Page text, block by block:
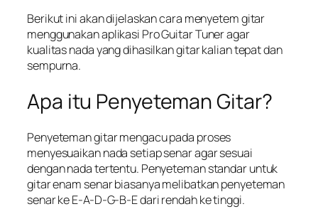
Berikut ini akan dijelaskan cara menyetem gitar
menggunakan aplikasi Pro Guitar Tuner agar
kualitas nada yang dihasilkan gitar kalian tepat dan
sempurna.
Apa itu Penyeteman Gitar?
Penyeteman gitar mengacu pada proses
menyesuaikan nada setiap senar agar sesuai
dengan nada tertentu. Penyeteman standar untuk
gitar enam senar biasanya melibatkan penyeteman
senar ke E-A-D-G-B-E dari rendah ke tinggi.